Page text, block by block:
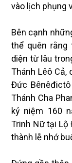
vào lịch phụng
Bên cạnh
thể quên rằng
diện từ lâu
Thánh Lêô Cả,
Đức
Thánh Cha
kỷ niệm 160
Trinh Nữ tại Lộ
thành lễ nhớ